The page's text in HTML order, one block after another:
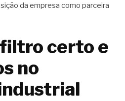
da empresa como parceira
certo e
no